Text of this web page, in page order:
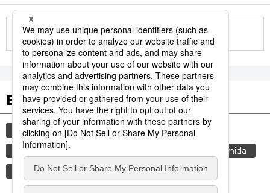
More in this series
Etiquetas destacadas
cultura vida gastronomía
cortesía
tradiciones
comida
gastronomía japonesa
alimentos